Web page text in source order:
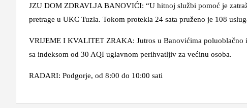
JZU DOM ZDRAVLJA BANOVIĆI: “U hitnoj službi pomoć je
pretrage u UKC Tuzla. Tokom protekla 24 sata pruženo je 108
VRIJEME I KVALITET ZRAKA: Jutros u Banovićima poluoblačno
sa indeksom od 30 AQI uglavnom perihvatljiv za većinu osoba.
RADARI: Podgorje, od 8:00 do 10:00 sati